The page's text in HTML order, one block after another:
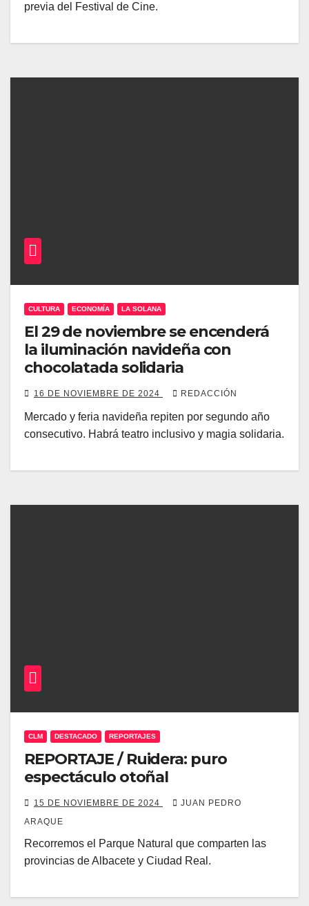
previa del Festival de Cine.
CULTURA ECONOMÍA LA SOLANA
El 29 de noviembre se encenderá
la iluminación navideña con
chocolatada solidaria
16 DE NOVIEMBRE DE 2024 REDACCIÓN
Mercado y feria navideña repiten por segundo año
consecutivo. Habrá teatro inclusivo y magia solidaria.
CLM DESTACADO REPORTAJES
REPORTAJE / Ruidera: puro
espectáculo otoñal
15 DE NOVIEMBRE DE 2024
JUAN PEDRO
ARAQUE
Recorremos el Parque Natural que comparten las
provincias de Albacete y Ciudad Real.